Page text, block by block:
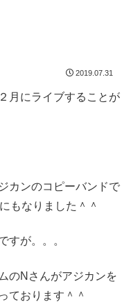
2019.07.31
月にライブすることが
カンのコピーバンドで
もなりました＾＾
すが。。。
のNさんがアジカンを
ております＾＾